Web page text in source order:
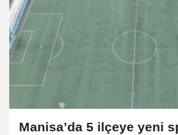
Manisa’da 5 ilçeye yeni